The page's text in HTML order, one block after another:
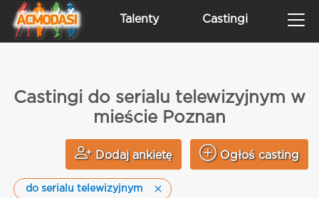
Talenty Castingi
Castingi do serialu telewizyjnym w
mieście Poznan
Dodaj ankietę Ogłoś casting
do serialu telewizyjnym